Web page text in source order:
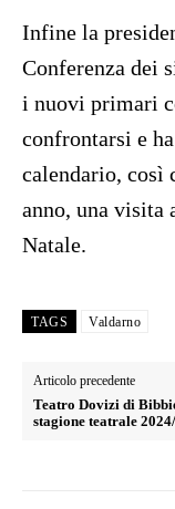
Infine la
Conferenza dei
i nuovi primari
confrontarsi e
calendario, così
anno, una visita
Natale.
TAGS Valdarno
Articolo precedente
Teatro Dovizi di
stagione teatrale